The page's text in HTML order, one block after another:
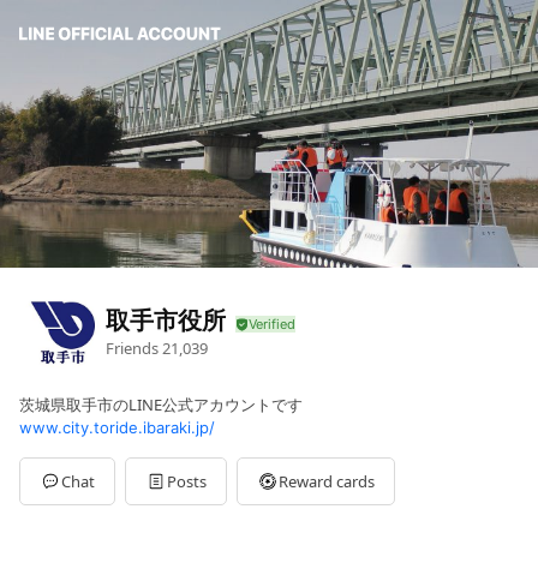
取手市役所
Friends21,039
茨城県取手市のLINE公式アカウントです
www.city.toride.ibaraki.jp/
Chat Posts Reward cards